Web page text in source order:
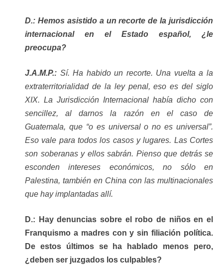
D.: Hemos asistido a un recorte de la jurisdicción
internacional en el Estado español, ¿le
preocupa?
J.A.M.P.: Sí. Ha habido un recorte. Una vuelta a la
extraterritorialidad de la ley penal, eso es del siglo
XIX. La Jurisdicción Internacional había dicho con
sencillez, al darnos la razón en el caso de
Guatemala, que “o es universal o no es universal”.
Eso vale para todos los casos y lugares. Las Cortes
son soberanas y ellos sabrán. Pienso que detrás se
esconden intereses económicos, no sólo en
Palestina, también en China con las multinacionales
que hay implantadas allí.
D.: Hay denuncias sobre el robo de niños en el
Franquismo a madres con y sin filiación política.
De estos últimos se ha hablado menos pero,
¿deben ser juzgados los culpables?